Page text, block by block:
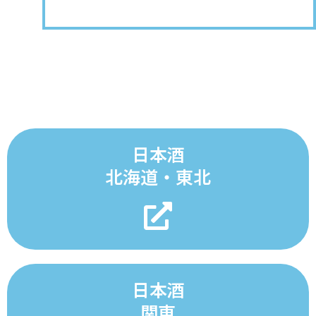
日本酒
北海道・東北
日本酒